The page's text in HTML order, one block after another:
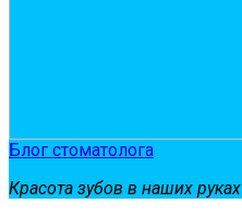
Блог стоматолога
Красота зубов в наших руках